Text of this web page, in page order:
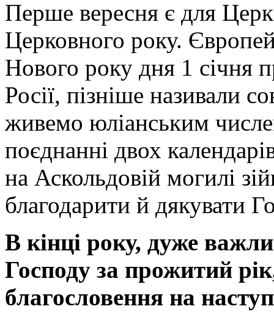
Перше вересня є для
Церковного року.
Нового року дня 1 січня
Росії, пізніше називали
живемо юліанським
поєднанні двох
на Аскольдовій могилі
благодарити й дякувати
В кінці року, дуже
Господу за прожитий
благословення на